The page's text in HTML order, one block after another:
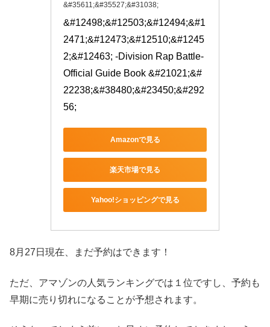
&#35611;&#35527;&#31038;
&#12498;&#12503;&#12494;&#1
2471;&#12473;&#12510;&#1245
2;&#12463; -Division Rap Battle-
Official Guide Book &#21021;&#
22238;&#38480;&#23450;&#292
56;
Amazonで見る
楽天市場で見る
Yahoo!ショッピングで見る
8月27日現在、まだ予約はできます！
ただ、アマゾンの人気ランキングでは１位ですし、予約も
早期に売り切れになることが予想されます。